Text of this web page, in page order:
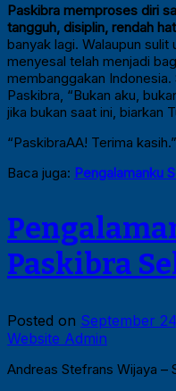
Paskibra memproses diri
tangguh, disiplin, rendah
banyak lagi. Walaupun sulit
menyesal telah menjadi
membanggakan
Paskibra, “Bukan aku,
jika bukan saat ini, biarkan
“PaskibraAA! Terima kasih.”
Baca juga: Pengalamanku
Paskibra
Posted on September
Website Admin
Andreas Stefrans Wijaya –